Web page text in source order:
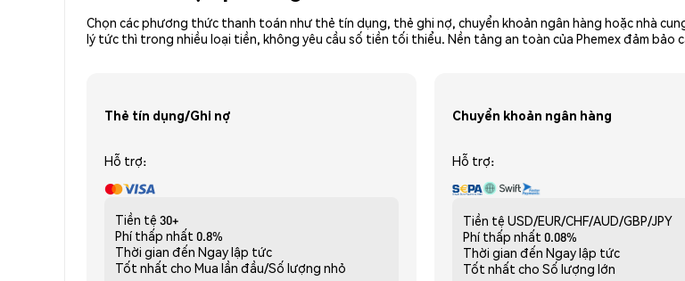
Chọn các phương thức thanh toán như thẻ tín dụng, thẻ ghi nợ, chuyển khoản ngân hàng hoặc nhà
lý tức thì trong nhiều loại tiền, không yêu cầu số tiền tối thiểu. Nền tảng an toàn của Phemex đảm bảo
Thẻ tín dụng/Ghi nợ
Hỗ trợ:
Tiền tệ 30+
Phí thấp nhất 0.8%
Thời gian đến Ngay lập tức
Tốt nhất cho Mua lần đầu/Số lượng nhỏ
Chuyển khoản ngân hàng
Hỗ trợ:
Tiền tệ USD/EUR/CHF/AUD/GBP/JPY
Phí thấp nhất 0.08%
Thời gian đến Ngay lập tức
Tốt nhất cho Số lượng lớn